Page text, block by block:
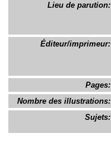
Lieu de parution:
Éditeur/imprimeur:
Pages:
Nombre des illustrations:
Sujets: